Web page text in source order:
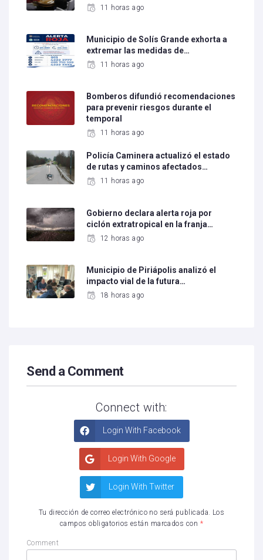
11 horas ago
Municipio de Solís Grande exhorta a
extremar las medidas de…
11 horas ago
Bomberos difundió recomendaciones
para prevenir riesgos durante el
temporal
11 horas ago
Policía Caminera actualizó el estado
de rutas y caminos afectados…
11 horas ago
Gobierno declara alerta roja por
ciclón extratropical en la franja…
12 horas ago
Municipio de Piriápolis analizó el
impacto vial de la futura…
18 horas ago
Send a Comment
Connect with:
Login With Facebook
Login With Google
Login With Twitter
Tu dirección de correo electrónico no será publicada.
Los
campos obligatorios están marcados con *
Comment